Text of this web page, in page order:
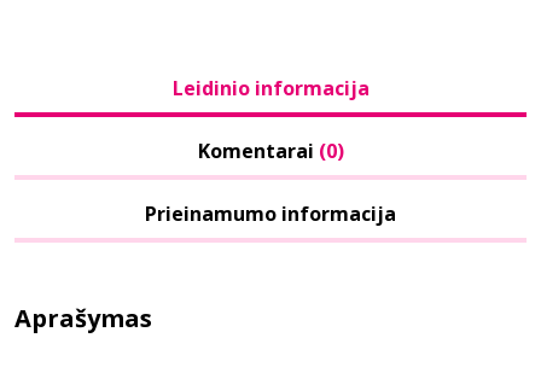
Leidinio informacija
Komentarai (0)
Prieinamumo informacija
Aprašymas